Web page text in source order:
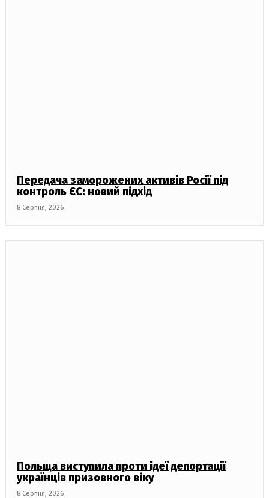
Передача заморожених активів Росії під
контроль ЄС: новий підхід
8 Серпня, 2026
Польща виступила проти ідеї депортації
українців призовного віку
8 Серпня, 2026